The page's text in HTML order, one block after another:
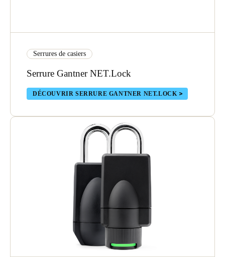
Serrures de casiers
Serrure Gantner NET.Lock
DÉCOUVRIR SERRURE GANTNER NET.LOCK